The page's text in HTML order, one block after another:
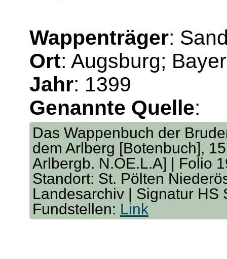
Wappenträger:
Ort: Augsburg;
Jahr: 1399
Genannte Quelle:
Das Wappenbuch der
dem Arlberg [Botenbuch],
Arlbergb. N.OE.L.A] | Folio
Standort: St. Pölten
Landesarchiv | Signatur HS
Fundstellen: Link